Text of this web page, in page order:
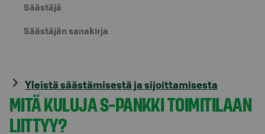
Säästäjä
Säästäjän sanakirja
Yleistä säästämisestä ja sijoittamisesta
MITÄ KULUJA S-PANKKI TOIMITILAAN
LIITTYY?